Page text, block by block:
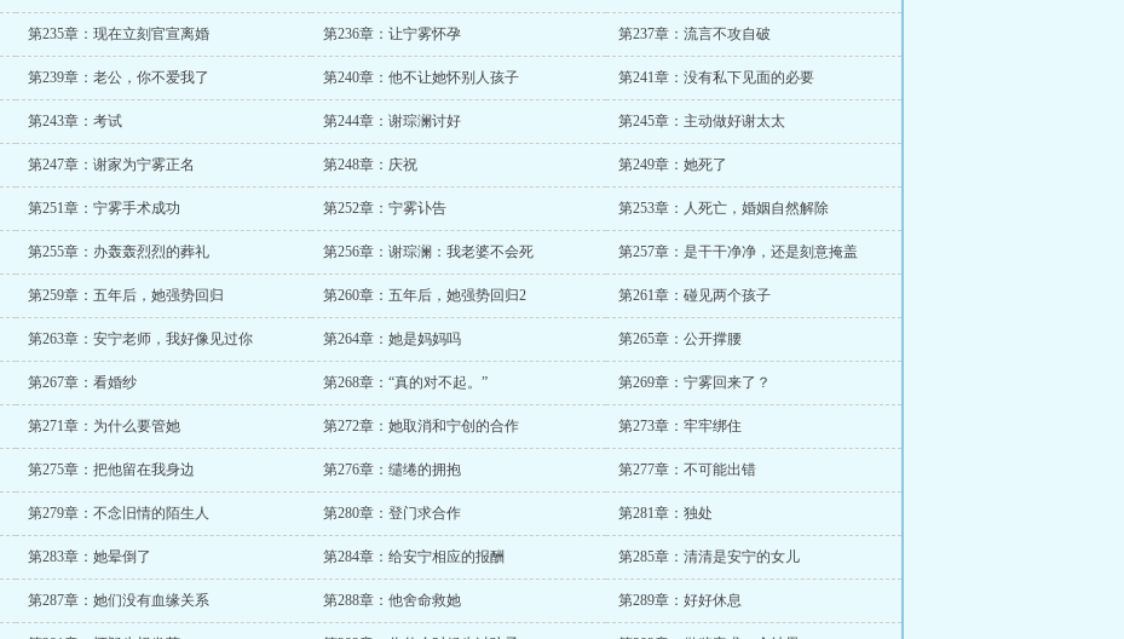
第235章：现在立刻官宣离婚 第236章：让宁雾怀孕 第237章：流言不攻自破
第239章：老公，你不爱我了 第240章：他不让她怀别人孩子 第241章：没有私下见面的必要
第243章：考试 第244章：谢琮澜讨好 第245章：主动做好谢太太
第247章：谢家为宁雾正名 第248章：庆祝 第249章：她死了
第251章：宁雾手术成功 第252章：宁雾讣告 第253章：人死亡，婚姻自然解除
第255章：办轰轰烈烈的葬礼 第256章：谢琮澜：我老婆不会死 第257章：是干干净净，还是刻意掩盖
第259章：五年后，她强势回归 第260章：五年后，她强势回归2 第261章：碰见两个孩子
第263章：安宁老师，我好像见过你 第264章：她是妈妈吗 第265章：公开撑腰
第267章：看婚纱 第268章：“真的对不起。” 第269章：宁雾回来了？
第271章：为什么要管她 第272章：她取消和宁创的合作 第273章：牢牢绑住
第275章：把他留在我身边 第276章：缱绻的拥抱 第277章：不可能出错
第279章：不念旧情的陌生人 第280章：登门求合作 第281章：独处
第283章：她晕倒了 第284章：给安宁相应的报酬 第285章：清清是安宁的女儿
第287章：她们没有血缘关系 第288章：他舍命救她 第289章：好好休息